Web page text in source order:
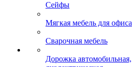
Сейфы
Мягкая мебель для офиса
Сварочная мебель
Дорожка автомобильная,